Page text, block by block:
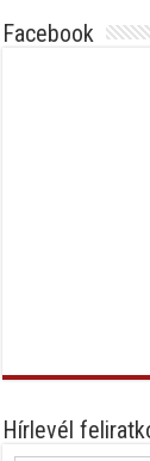
Facebook
Hírlevél